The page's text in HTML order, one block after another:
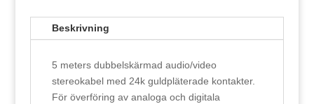
mängd
Beskrivning
5 meters dubbelskärmad audio/video
stereokabel med 24k guldpläterade kontakter.
För överföring av analoga och digitala